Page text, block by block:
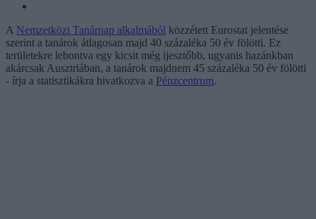
A Nemzetközi Tanárnap alkalmából közzétett Eurostat jelentése
szerint a tanárok átlagosan majd 40 százaléka 50 év fölötti. Ez
területekre lebontva egy kicsit még ijesztőbb, ugyanis hazánkban
akárcsak Ausztriában, a tanárok majdnem 45 százaléka 50 év fölötti
- írja a statisztikákra hivatkozva a Pénzcentrum.